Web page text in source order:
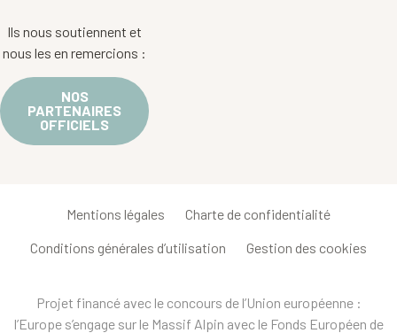
Ils nous soutiennent et
nous les en remercions :
NOS
PARTENAIRES
OFFICIELS
Mentions légales Charte de confidentialité
Conditions générales d’utilisation Gestion des cookies
Projet financé avec le concours de l’Union européenne :
l’Europe s’engage sur le Massif Alpin avec le Fonds Européen de